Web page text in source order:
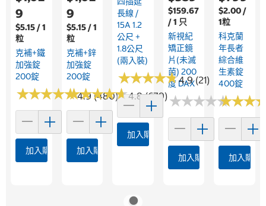
9
$5.15 / 1
粒
克補+鐵
加強錠
200錠
★★★★★
★★★★★4.9 (480)
加入購物車
9
$5.15 / 1
粒
克補+鋅
加強錠
200錠
★★★★★
★★★★★4.8 (679)
加入購物車
長線 /
15A 1.2
公尺 +
1.8公尺
(兩入裝)
★★★★★
★★★★★4.9 (21)
加入購物車
$159.67
/ 1 只
新視紀
矯正鏡
片(未滅
菌) 200
度 DAX
★★★★★
★★★★★
加入購物車
$2.00 /
1粒
科克蘭
年長者
綜合維
生素錠
400錠
★★★
★★★
加入購物